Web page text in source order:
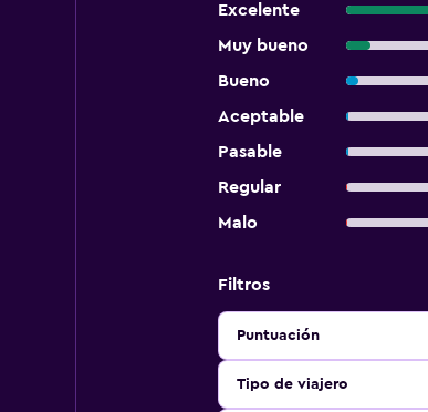
Excelente
Muy bueno
Bueno
Aceptable
Pasable
Regular
Malo
Filtros
Puntuación
Tipo de viajero